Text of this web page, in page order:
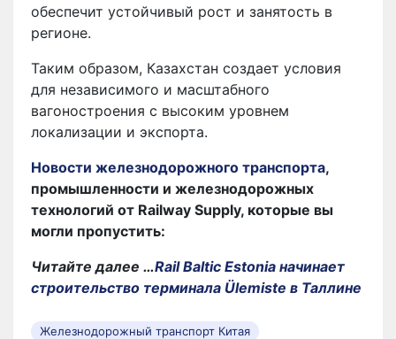
обеспечит устойчивый рост и занятость в
регионе.
Таким образом, Казахстан создает условия
для независимого и масштабного
вагоностроения с высоким уровнем
локализации и экспорта.
Новости железнодорожного транспорта,
промышленности и железнодорожных
технологий от Railway Supply, которые вы
могли пропустить:
Читайте далее …Rail Baltic Estonia начинает
строительство терминала Ülemiste в Таллине
Железнодорожный транспорт Китая